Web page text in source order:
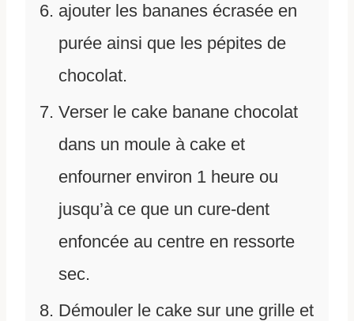
ajouter les bananes écrasée en
purée ainsi que les pépites de
chocolat.
Verser le cake banane chocolat
dans un moule à cake et
enfourner environ 1 heure ou
jusqu’à ce que un cure-dent
enfoncée au centre en ressorte
sec.
Démouler le cake sur une grille et